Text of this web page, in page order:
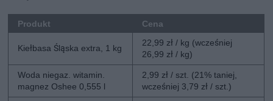
Produkt Cena
Kiełbasa Śląska extra, 1 kg
22,99 zł / kg (wcześniej
26,99 zł / kg)
Woda niegaz. witamin.
magnez Oshee 0,555 l
2,99 zł / szt. (21% taniej,
wcześniej 3,79 zł / szt.)